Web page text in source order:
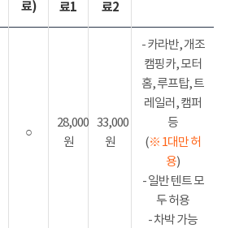
료)
료1
료2
○
28,000
원
33,000
원
- 카라반, 개조
캠핑카, 모터
홈, 루프탑, 트
레일러, 캠퍼
등
(※ 1대만 허
용)
- 일반 텐트 모
두 허용
- 차박 가능